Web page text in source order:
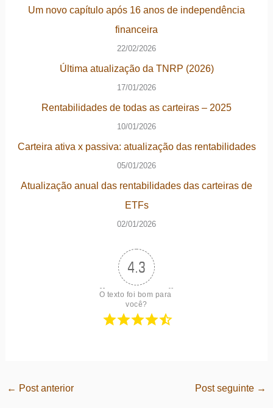
Um novo capítulo após 16 anos de independência
financeira
22/02/2026
Última atualização da TNRP (2026)
17/01/2026
Rentabilidades de todas as carteiras – 2025
10/01/2026
Carteira ativa x passiva: atualização das rentabilidades
05/01/2026
Atualização anual das rentabilidades das carteiras de
ETFs
02/01/2026
4.3
O texto foi bom para
você?
← Post anterior Post seguinte →